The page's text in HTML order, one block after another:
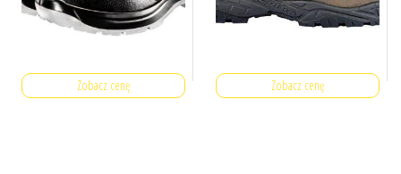
Zobacz cenę Zobacz cenę